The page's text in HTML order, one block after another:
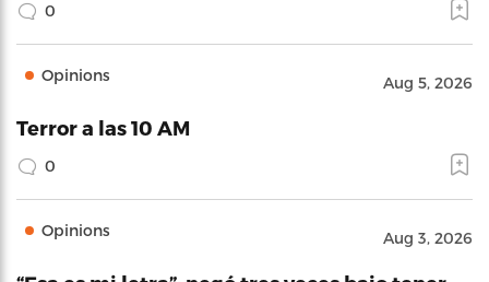
0
Opinions Aug 5, 2026
Terror a las 10 AM
0
Opinions Aug 3, 2026